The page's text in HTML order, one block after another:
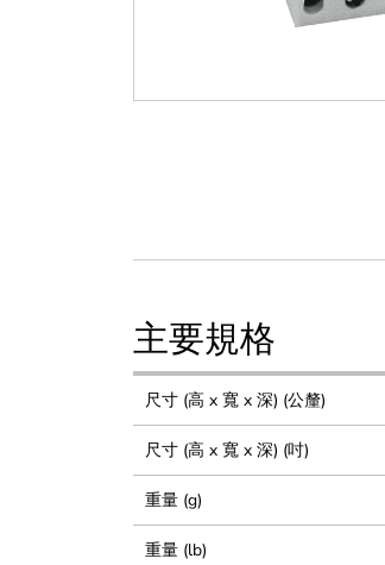
主要規格
尺寸 (高 x 寬 x 深) (公釐)
尺寸 (高 x 寬 x 深) (吋)
重量 (g)
重量 (lb)